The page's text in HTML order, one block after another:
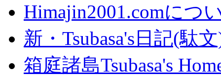
Himajin2001.comにつ
新・Tsubasa's日記(駄
箱庭諸島Tsubasa's